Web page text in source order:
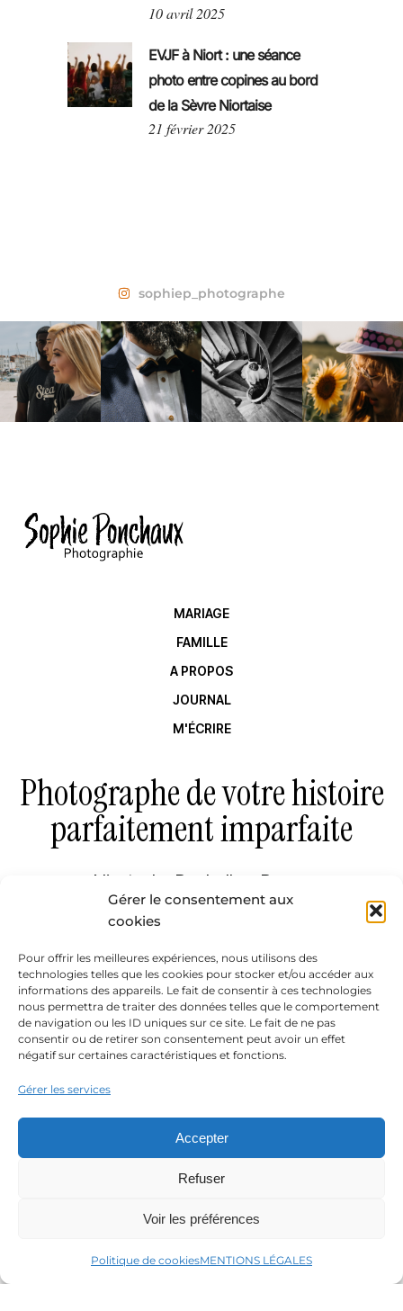
Gérer le consentement aux
cookies
Pour offrir les meilleures expériences, nous utilisons des
technologies telles que les cookies pour stocker et/ou accéder aux
informations des appareils. Le fait de consentir à ces technologies
nous permettra de traiter des données telles que le comportement
de navigation ou les ID uniques sur ce site. Le fait de ne pas
consentir ou de retirer son consentement peut avoir un effet
négatif sur certaines caractéristiques et fonctions.
Gérer les services
Accepter
Refuser
Voir les préférences
Politique de cookiesMENTIONS LÉGALES
10 avril 2025
EVJF à Niort : une séance
photo entre copines au bord
de la Sèvre Niortaise
21 février 2025
sophiep_photographe
MARIAGE
FAMILLE
A PROPOS
JOURNAL
M'ÉCRIRE
Photographe de votre histoire
parfaitement imparfaite
Niort – La Rochelle – Royan
Deux-Sèvres – Charente-Maritime – Véndée
Envie d'une séance ?
m’en parler ?
Vous vous mariez bientôt et voulez plus
d’informations sur mes offres ?
On discute ?